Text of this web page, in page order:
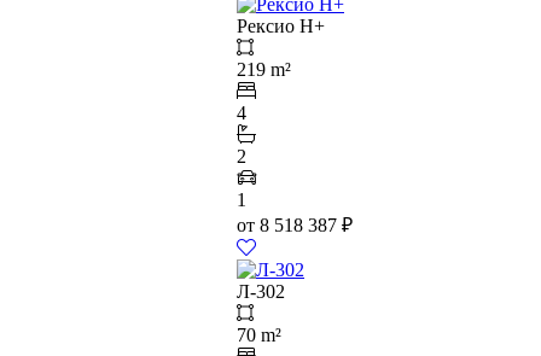
Рексио Н+
219 m²
4
2
1
от 8 518 387 ₽
Л-302
70 m²